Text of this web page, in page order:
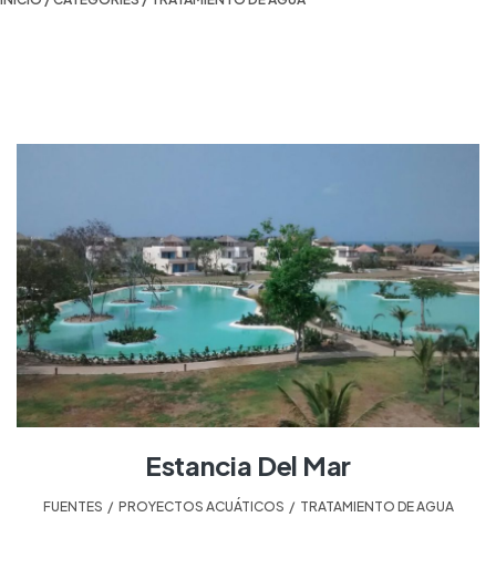
Estancia Del Mar
FUENTES PROYECTOS ACUÁTICOS TRATAMIENTO DE AGUA